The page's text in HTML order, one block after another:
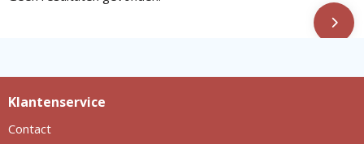
Klantenservice
Contact